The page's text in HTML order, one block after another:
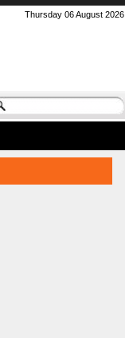
Thursday 06 August 2026